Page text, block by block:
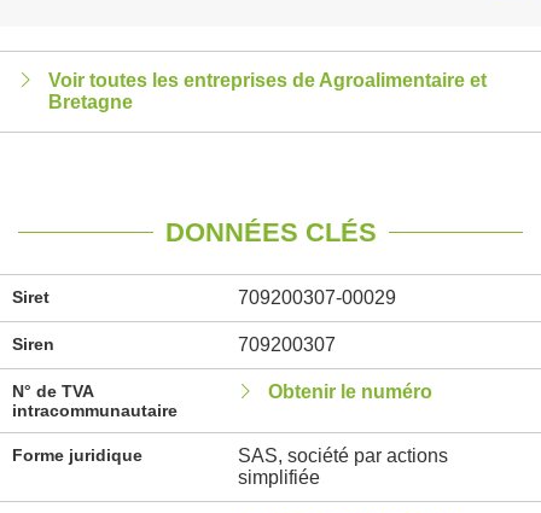
Voir toutes les entreprises de Agroalimentaire et
Bretagne
DONNÉES CLÉS
Siret 709200307-00029
Siren 709200307
N° de TVA
intracommunautaire
Obtenir le numéro
Forme juridique
SAS, société par actions
simplifiée